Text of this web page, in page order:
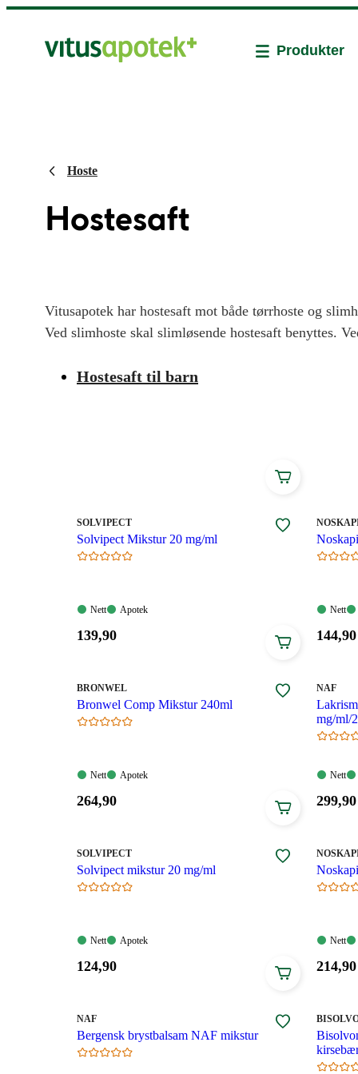
Produkter
Hoste
Hostesaft
Vitusapotek har hostesaft mot både tørrhoste og
Ved slimhoste skal slimløsende hostesaft benyttes.
utvalg av hostesaft til høyre. Les bruksanvisning
Hostesaft til barn
MERKE:
SOLVIPECT
Solvipect Mikstur 20 mg/ml
Nett:
Nett
Apotek:
Apotek
Pris:
139,90
MERKE:
Nett:
Nett
Pris:
144,90
MERKE:
BRONWEL
Bronwel Comp Mikstur 240ml
Nett:
Nett
Apotek:
Apotek
Pris:
264,90
MERKE
NAF
mg/ml/
Nett:
Nett
Pris:
299,90
MERKE:
SOLVIPECT
Solvipect mikstur 20 mg/ml
Nett:
Nett
Apotek:
Apotek
Pris:
124,90
MERKE:
Nett:
Nett
Pris:
214,90
MERKE
NAF
Bergensk brystbalsam NAF mikstur
MERKE: